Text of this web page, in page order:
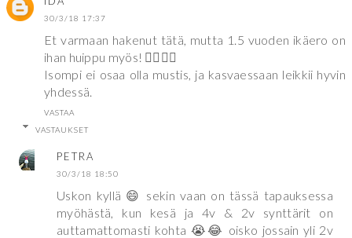
30/3/18 17:37
Et varmaan hakenut tätä, mutta 1.5 vuoden ikäero on
ihan huippu myös! 👌🏽👌🏽
Isompi ei osaa olla mustis, ja kasvaessaan leikkii hyvin
yhdessä.
VASTAA
VASTAUKSET
PETRA
30/3/18 18:50
Uskon kyllä 😄 sekin vaan on tässä tapauksessa
myöhästä, kun kesä ja 4v & 2v synttärit on
auttamattomasti kohta 😭😂 oisko jossain yli 2v